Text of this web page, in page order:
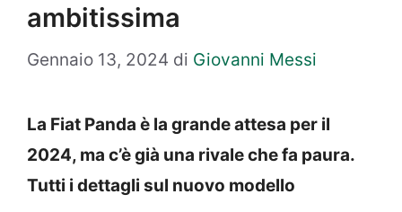
ambitissima
Gennaio 13, 2024 di Giovanni Messi
La Fiat Panda è la grande attesa per il
2024, ma c’è già una rivale che fa paura.
Tutti i dettagli sul nuovo modello